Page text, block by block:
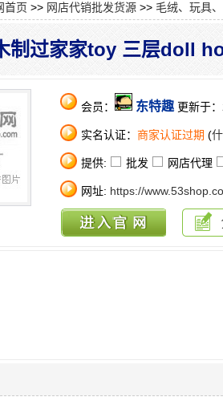
首页 >> 网店代销批发货源 >> 毛绒、玩具
制过家家toy 三层doll
会员： 东特趣 更新于
实名认证： 商家认证过期 (
提供: 批发 网店代理
网址: https://